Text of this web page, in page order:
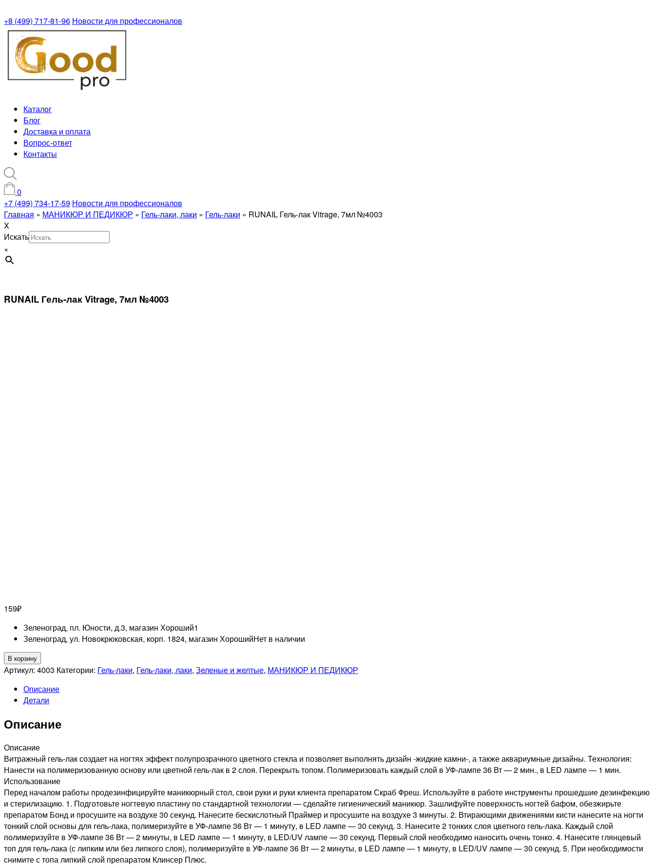
+8 (499) 717-81-96 Новости для профессионалов
Каталог
Блог
Доставка и оплата
Вопрос-ответ
Контакты
0
+7 (499) 734-17-59 Новости для профессионалов
Главная » МАНИКЮР И ПЕДИКЮР » Гель-лаки, лаки » Гель-лаки » RUNAIL Гель-лак Vitrage, 7мл №4003
X
Искать
×
RUNAIL Гель-лак Vitrage, 7мл №4003
159₽
Зеленоград, пл. Юности, д.3, магазин Хороший1
Зеленоград, ул. Новокрюковская, корп. 1824, магазин ХорошийНет в наличии
Количество
товара
Гель-
лак
7мл
В корзину
Артикул: 4003 Категории: Гель-лаки, Гель-лаки, лаки, Зеленые и желтые, МАНИКЮР И ПЕДИКЮР
Описание
Детали
Описание
Описание
Витражный гель-лак создает на ногтях эффект полупрозрачного цветного стекла и позволяет выполнять дизайн -жидкие камни-, а также аквариумные дизайны. Технология:
Нанести на полимеризованную основу или цветной гель-лак в 2 слоя. Перекрыть топом. Полимеризовать каждый слой в УФ-лампе 36 Вт — 2 мин., в LED лампе — 1 мин.
Использование
Перед началом работы продезинфицируйте маникюрный стол, свои руки и руки клиента препаратом Скраб Фреш. Используйте в работе инструменты прошедшие дезинфекцию
и стерилизацию. 1. Подготовьте ногтевую пластину по стандартной технологии — сделайте гигиенический маникюр. Зашлифуйте поверхность ногтей бафом, обезжирьте
препаратом Бонд и просушите на воздухе 30 секунд. Нанесите бескислотный Праймер и просушите на воздухе 3 минуты. 2. Втирающими движениями кисти нанесите на ногти
тонкий слой основы для гель-лака, полимеризуйте в УФ-лампе 36 Вт — 1 минуту, в LED лампе — 30 секунд. 3. Нанесите 2 тонких слоя цветного гель-лака. Каждый слой
полимеризуйте в УФ-лампе 36 Вт — 2 минуты, в LED лампе — 1 минуту, в LED/UV лампе — 30 секунд. Первый слой необходимо наносить очень тонко. 4. Нанесите глянцевый
топ для гель-лака (с липким или без липкого слоя), полимеризуйте в УФ-лампе 36 Вт — 2 минуты, в LED лампе — 1 минуту, в LED/UV лампе — 30 секунд. 5. При необходимости
снимите с топа липкий слой препаратом Клинсер Плюс.